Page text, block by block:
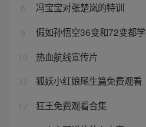
8 冯宝宝对张楚岚的特训
9 假如孙悟空36变和72变都学
10 热血航线宣传片
狐妖小红娘尾生篇免费观看
12 狂王免费观看合集